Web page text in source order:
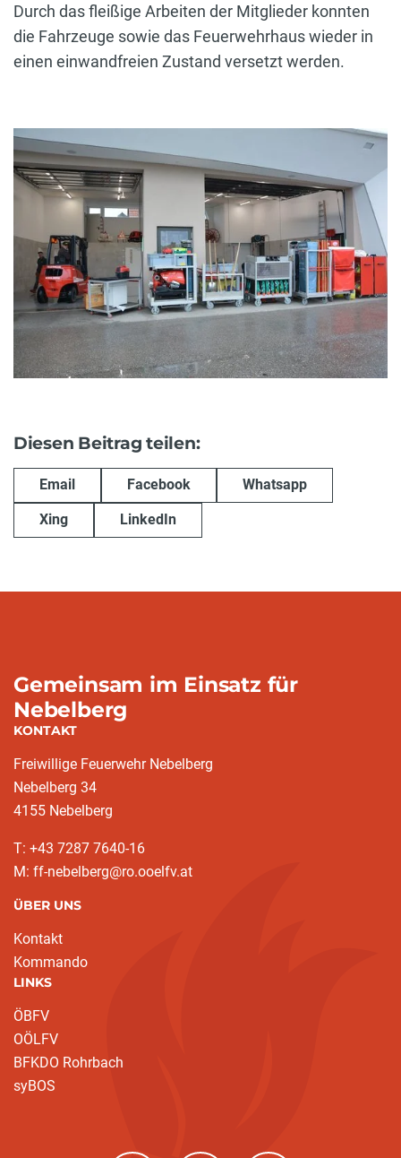
Durch das fleißige Arbeiten der Mitglieder konnten
die Fahrzeuge sowie das Feuerwehrhaus wieder in
einen einwandfreien Zustand versetzt werden.
Diesen Beitrag teilen:
Email Facebook Whatsapp
Xing LinkedIn
Gemeinsam im Einsatz für
Nebelberg
KONTAKT
Freiwillige Feuerwehr Nebelberg
Nebelberg 34
4155 Nebelberg
T: +43 7287 7640-16
M: ff-nebelberg@ro.ooelfv.at
ÜBER UNS
Kontakt
Kommando
LINKS
ÖBFV
OÖLFV
BFKDO Rohrbach
syBOS